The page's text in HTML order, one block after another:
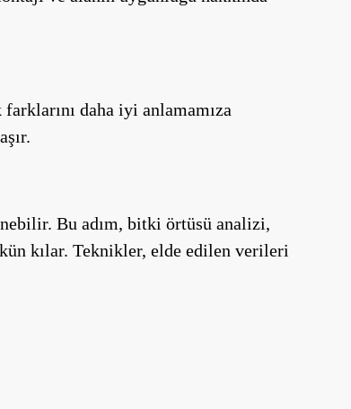
daha iyi anlamamıza
Bu adım, bitki örtüsü analizi,
kılar. Teknikler, elde edilen verileri